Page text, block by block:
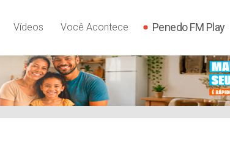
Vídeos Você Acontece Penedo FM Play